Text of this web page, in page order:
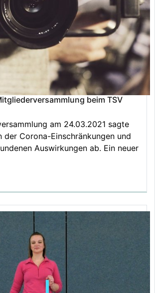
beim TSV
am 24.03.2021 sagte
der Corona-Einschränkungen und
Auswirkungen ab. Ein neuer